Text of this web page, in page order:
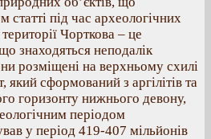
статті під час археологічних
Чорткова – це
знаходяться неподалік
розміщені на верхньому схилі
який сформований з аргілітів та
горизонту нижнього девону,
періодом
у період 419-407 мільйонів